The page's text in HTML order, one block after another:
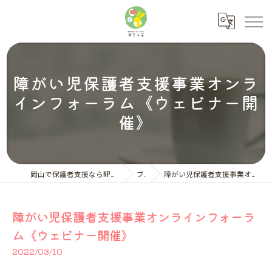
障がい児保護者支援事業オンラ
インフォーラム《ウェビナー開
催》
ブログ 障がい児保護者支援事業オンラインフォーラム《ウェビナー開催》
障がい児保護者支援事業オンラインフォーラ
ム《ウェビナー開催》
2022/03/10